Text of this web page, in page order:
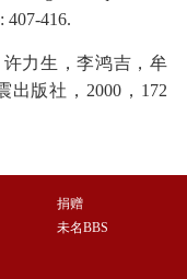
407-416.
力生，李鸿吉，牟
版社，2000，172
捐赠
未名BBS